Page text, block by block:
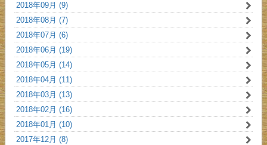
2018年09月 (9)
2018年08月 (7)
2018年07月 (6)
2018年06月 (19)
2018年05月 (14)
2018年04月 (11)
2018年03月 (13)
2018年02月 (16)
2018年01月 (10)
2017年12月 (8)